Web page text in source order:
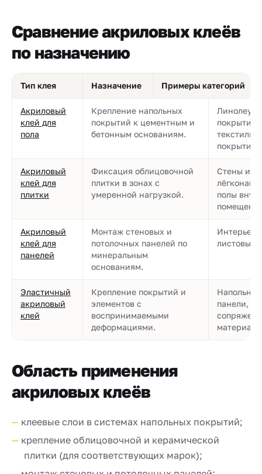
Сравнение акриловых клеёв
по назначению
Тип клея Назначение Примеры категорий
Акриловый
клей для
пола
Крепление напольных
покрытий к цементным и
бетонным основаниям.
покрытия,
покрытия.
Акриловый
клей для
плитки
Фиксация облицовочной
плитки в зонах с
умеренной нагрузкой.
Стены и
полы
Акриловый
клей для
панелей
Монтаж стеновых и
потолочных панелей по
минеральным
основаниям.
листовые
Эластичный
акриловый
клей
Крепление покрытий и
элементов с
воспринимаемыми
деформациями.
панели,
Область применения
акриловых клеёв
клеевые слои в системах напольных покрытий;
крепление облицовочной и керамической
плитки (для соответствующих марок);